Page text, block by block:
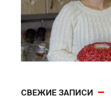
СВЕЖИЕ ЗАПИСИ